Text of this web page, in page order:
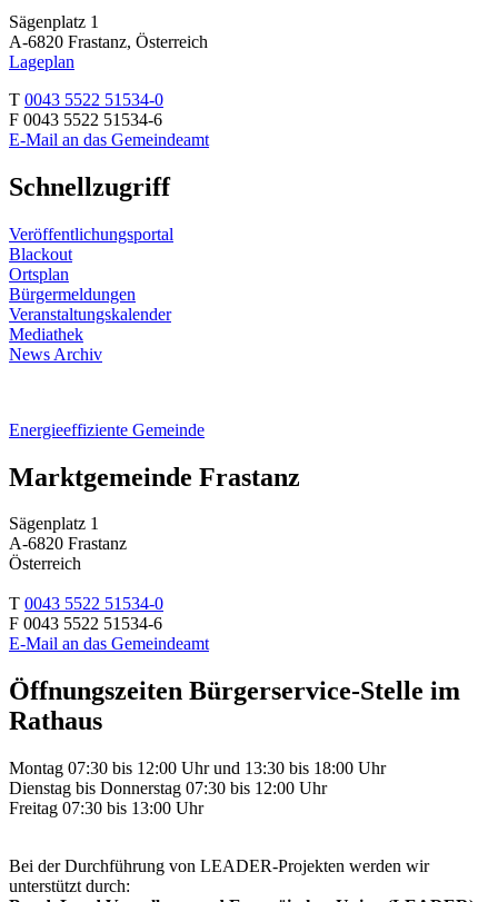
Sägenplatz 1
A-6820 Frastanz, Österreich
Lageplan
T 0043 5522 51534-0
F 0043 5522 51534-6
E-Mail an das Gemeindeamt
Schnellzugriff
Veröffentlichungsportal
Blackout
Ortsplan
Bürgermeldungen
Veranstaltungskalender
Mediathek
News Archiv
Energieeffiziente Gemeinde
Marktgemeinde Frastanz
Sägenplatz 1
A-6820 Frastanz
Österreich
T 0043 5522 51534-0
F 0043 5522 51534-6
E-Mail an das Gemeindeamt
Öffnungszeiten Bürgerservice-Stelle im
Rathaus
Montag 07:30 bis 12:00 Uhr und 13:30 bis 18:00 Uhr
Dienstag bis Donnerstag 07:30 bis 12:00 Uhr
Freitag 07:30 bis 13:00 Uhr
Bei der Durchführung von LEADER-Projekten werden wir
unterstützt durch: